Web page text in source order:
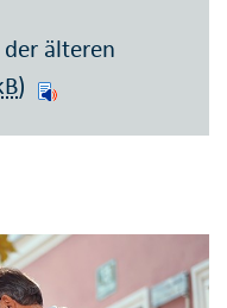
älteren
)